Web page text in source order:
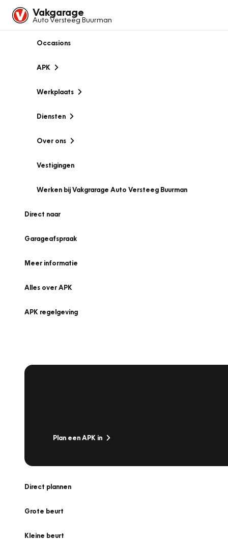
Vakgarage
Auto Versteeg Buurman
Occasions
APK
Werkplaats
Diensten
Over ons
Vestigingen
Werken bij Vakgrarage Auto Versteeg Buurman
Direct naar
Garageafspraak
Meer informatie
Alles over APK
APK regelgeving
Plan een APK in
Direct plannen
Grote beurt
Kleine beurt